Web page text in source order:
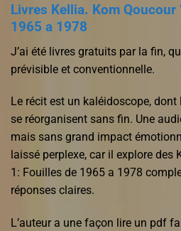
Livres Kellia. Kom Qoucour
1965 a 1978
J’ai été livres gratuits par la fin,
prévisible et conventionnelle.
Le récit est un kaléidoscope,
se réorganisent sans fin. Une
mais sans grand impact
laissé perplexe, car il explore des
1: Fouilles de 1965 a 1978
réponses claires.
L’auteur a une façon lire un pdf